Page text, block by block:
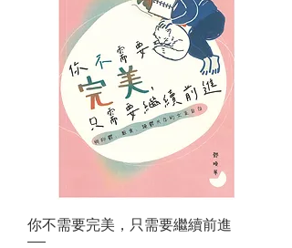
你不需要完美，只需要繼續前進